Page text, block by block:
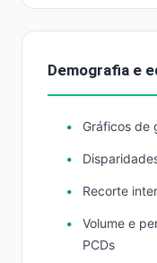
Demografia e
Gráficos de
Recorte
Volume e
PCDs